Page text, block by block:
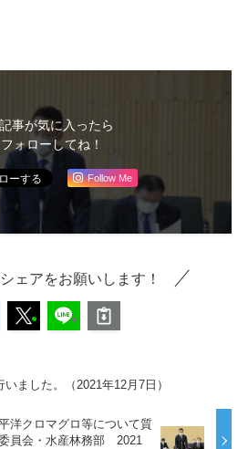
事が気に入ったら
フォローしてね！
Follow Me
ェアをお願いします！
ました。（2021年12月7日）
洋クロマグロ等について質
員会・水産林務部 2021